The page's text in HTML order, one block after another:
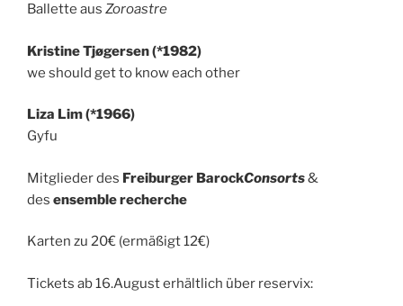
Ballette aus Zoroastre
Kristine Tjøgersen (*1982)
we should get to know each other
Liza Lim (*1966)
Gyfu
Mitglieder des Freiburger BarockConsorts&
des ensemble recherche
Karten zu 20€ (ermäßigt 12€)
Tickets ab 16.August erhältlich über reservix: